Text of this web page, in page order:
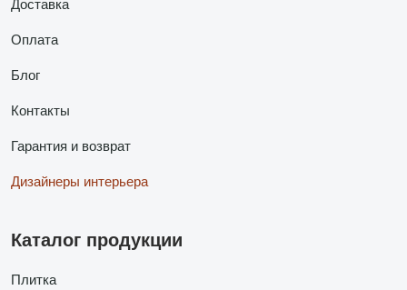
Доставка
Оплата
Блог
Контакты
Гарантия и возврат
Дизайнеры интерьера
Каталог продукции
Плитка